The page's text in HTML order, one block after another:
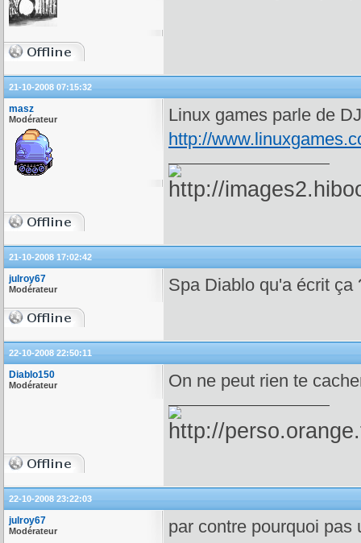
21-10-2008 07:15:32
masz
Modérateur
Linux games parle de
http://
21-10-2008 17:02:42
julroy67
Modérateur Spa Diablo qu'a écrit ça
22-10-2008 22:50:11
Diablo150
Modérateur On ne peut rien te
22-10-2008 23:22:03
julroy67
Modérateur par contre pourquoi pas